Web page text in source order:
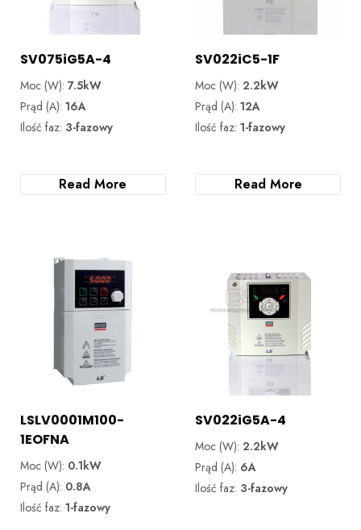
SV075iG5A-4
Moc (W): 7.5kW
Prąd (A): 16A
Ilość faz: 3-fazowy
Read More
SV022iC5-1F
Moc (W): 2.2kW
Prąd (A):12A
Ilość faz:1-fazowy
Read More
LSLV0001M100-
1EOFNA
Moc (W): 0.1kW
Prąd (A): 0.8A
Ilość faz: 1-fazowy
SV022iG5A-4
Moc (W): 2.2kW
Prąd (A): 6A
Ilość faz: 3-fazowy